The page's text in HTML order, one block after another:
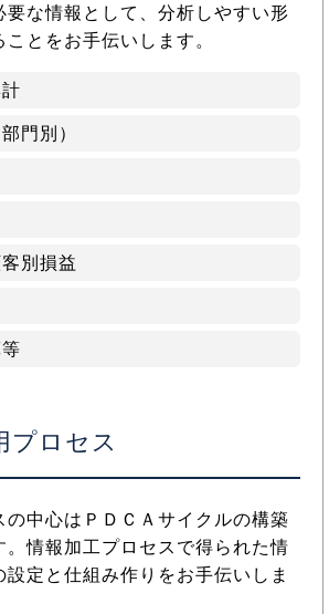
要な情報として、分析しやすい形
とをお手伝いします。
門別）
別損益
プロセス
の中心はＰＤＣＡサイクルの構築
。情報加工プロセスで得られた情
定と仕組み作りをお手伝いしま